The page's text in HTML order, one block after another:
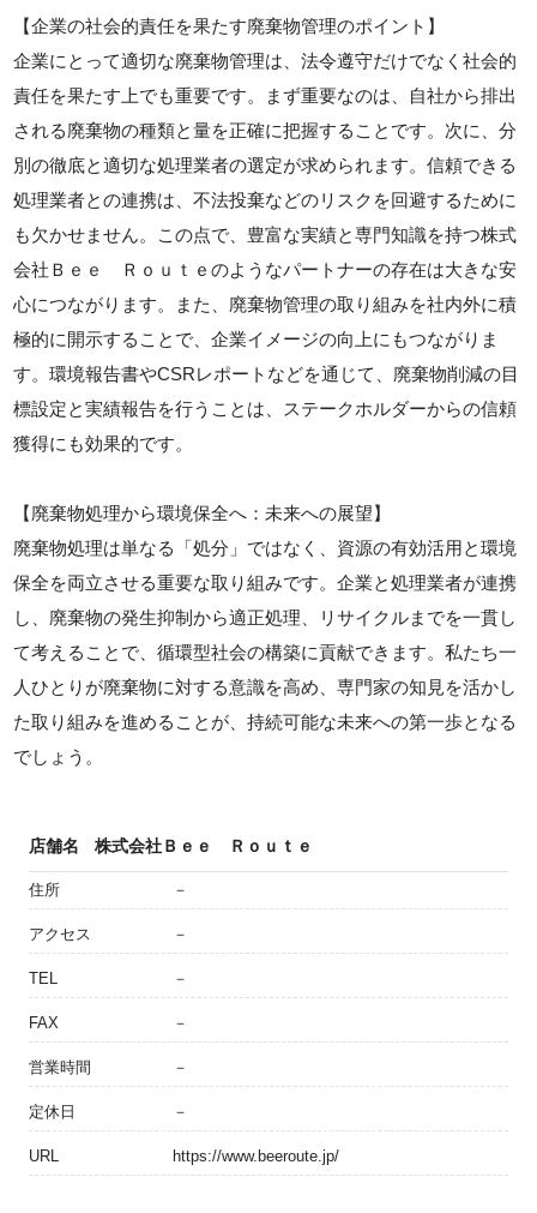
【企業の社会的責任を果たす廃棄物管理のポイント】
企業にとって適切な廃棄物管理は、法令遵守だけでなく社会的
責任を果たす上でも重要です。まず重要なのは、自社から排出
される廃棄物の種類と量を正確に把握することです。次に、分
別の徹底と適切な処理業者の選定が求められます。信頼できる
処理業者との連携は、不法投棄などのリスクを回避するために
も欠かせません。この点で、豊富な実績と専門知識を持つ株式
会社Ｂｅｅ Ｒｏｕｔｅのようなパートナーの存在は大きな安
心につながります。また、廃棄物管理の取り組みを社内外に積
極的に開示することで、企業イメージの向上にもつながりま
す。環境報告書やCSRレポートなどを通じて、廃棄物削減の目
標設定と実績報告を行うことは、ステークホルダーからの信頼
獲得にも効果的です。
【廃棄物処理から環境保全へ：未来への展望】
廃棄物処理は単なる「処分」ではなく、資源の有効活用と環境
保全を両立させる重要な取り組みです。企業と処理業者が連携
し、廃棄物の発生抑制から適正処理、リサイクルまでを一貫し
て考えることで、循環型社会の構築に貢献できます。私たち一
人ひとりが廃棄物に対する意識を高め、専門家の知見を活かし
た取り組みを進めることが、持続可能な未来への第一歩となる
でしょう。
店舗名 株式会社Ｂｅｅ Ｒｏｕｔｅ
住所 －
アクセス －
TEL －
FAX －
営業時間 －
定休日 －
URL https://www.beeroute.jp/